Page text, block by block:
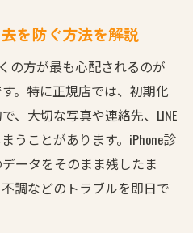
を防ぐ方法を解説
の方が最も心配されるのが
。特に正規店では、初期化
、大切な写真や連絡先、LINE
うことがあります。iPhone診
ータをそのまま残したま
調などのトラブルを即日で